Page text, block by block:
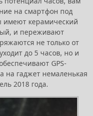
на смартфон под
имеют керамический
и переживают
не только от
до 5 часов, но и
GPS-
на гаджет немаленькая
2018 года.